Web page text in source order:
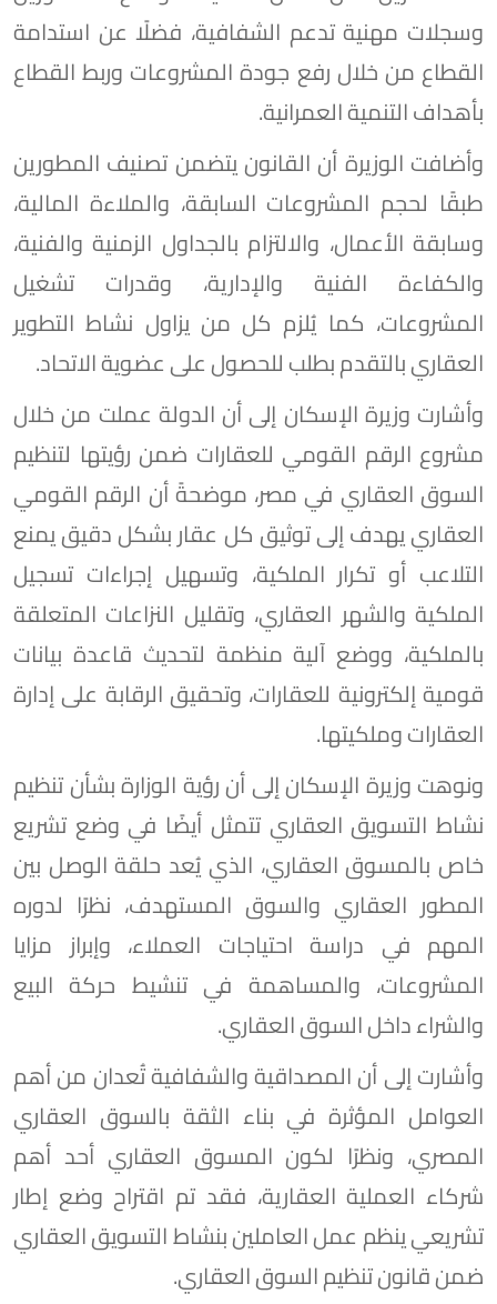
وسجلات مهنية تدعم الشفافية، فضلًا عن استدامة
القطاع من خلال رفع جودة المشروعات وربط القطاع
بأهداف التنمية العمرانية.
وأضافت الوزيرة أن القانون يتضمن تصنيف المطورين
طبقًا لحجم المشروعات السابقة، والملاءة المالية،
وسابقة الأعمال، والالتزام بالجداول الزمنية والفنية،
والكفاءة الفنية والإدارية، وقدرات تشغيل
المشروعات، كما يُلزم كل من يزاول نشاط التطوير
العقاري بالتقدم بطلب للحصول على عضوية الاتحاد.
وأشارت وزيرة الإسكان إلى أن الدولة عملت من خلال
مشروع الرقم القومي للعقارات ضمن رؤيتها لتنظيم
السوق العقاري في مصر، موضحةً أن الرقم القومي
العقاري يهدف إلى توثيق كل عقار بشكل دقيق يمنع
التلاعب أو تكرار الملكية، وتسهيل إجراءات تسجيل
الملكية والشهر العقاري، وتقليل النزاعات المتعلقة
بالملكية، ووضع آلية منظمة لتحديث قاعدة بيانات
قومية إلكترونية للعقارات، وتحقيق الرقابة على إدارة
العقارات وملكيتها.
ونوهت وزيرة الإسكان إلى أن رؤية الوزارة بشأن تنظيم
نشاط التسويق العقاري تتمثل أيضًا في وضع تشريع
خاص بالمسوق العقاري، الذي يُعد حلقة الوصل بين
المطور العقاري والسوق المستهدف، نظرًا لدوره
المهم في دراسة احتياجات العملاء، وإبراز مزايا
المشروعات، والمساهمة في تنشيط حركة البيع
والشراء داخل السوق العقاري.
وأشارت إلى أن المصداقية والشفافية تُعدان من أهم
العوامل المؤثرة في بناء الثقة بالسوق العقاري
المصري، ونظرًا لكون المسوق العقاري أحد أهم
شركاء العملية العقارية، فقد تم اقتراح وضع إطار
تشريعي ينظم عمل العاملين بنشاط التسويق العقاري
ضمن قانون تنظيم السوق العقاري.